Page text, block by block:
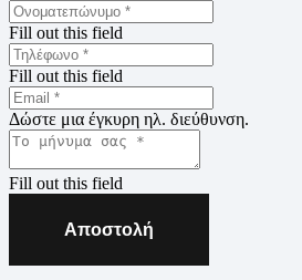
Fill out this field
Fill out this field
Δώστε μια έγκυρη ηλ. διεύθυνση.
Fill out this field
Αποστολή